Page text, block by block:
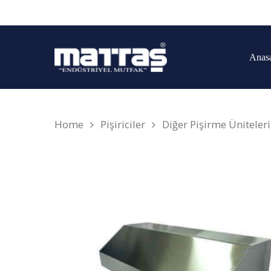
Arama yapmak için enter'a basın
Home Pişiriciler Diğer Pişirme Üniteleri